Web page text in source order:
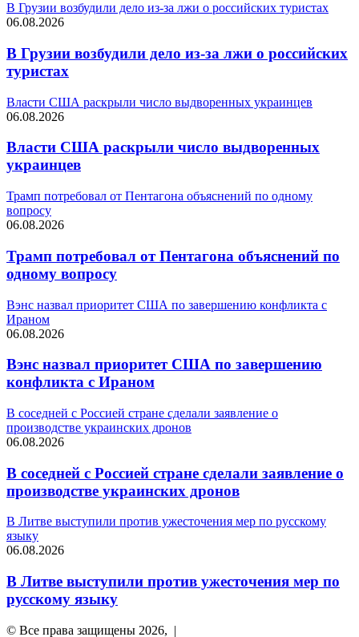
В Грузии возбудили дело из-за лжи о российских туристах
06.08.2026
В Грузии возбудили дело из-за лжи о российских
туристах
Власти США раскрыли число выдворенных украинцев
06.08.2026
Власти США раскрыли число выдворенных
украинцев
Трамп потребовал от Пентагона объяснений по одному
вопросу
06.08.2026
Трамп потребовал от Пентагона объяснений по
одному вопросу
Вэнс назвал приоритет США по завершению конфликта с
Ираном
06.08.2026
Вэнс назвал приоритет США по завершению
конфликта с Ираном
В соседней с Россией стране сделали заявление о
производстве украинских дронов
06.08.2026
В соседней с Россией стране сделали заявление о
производстве украинских дронов
В Литве выступили против ужесточения мер по русскому
языку
06.08.2026
В Литве выступили против ужесточения мер по
русскому языку
© Все права защищены 2026, |